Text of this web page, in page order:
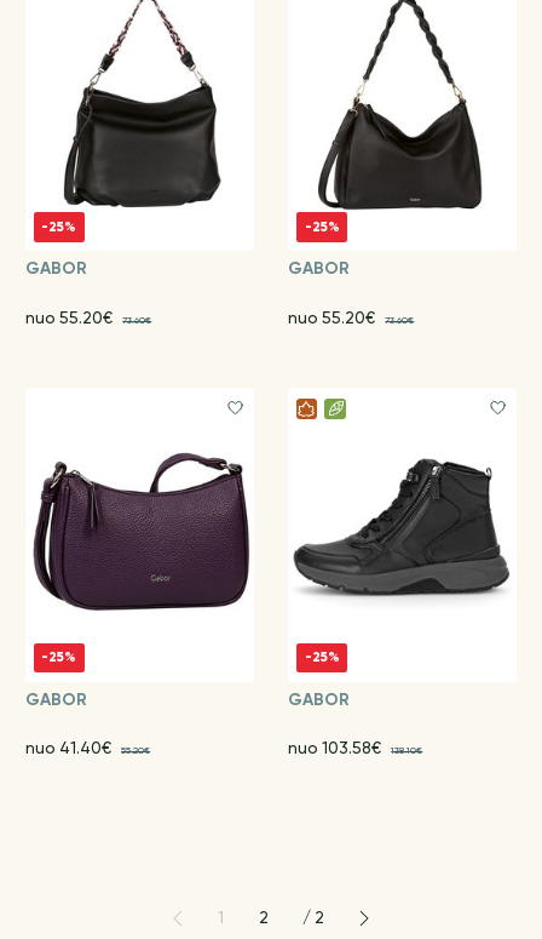
-25%
GABOR
nuo 55.20€ 73.60€
-25%
GABOR
nuo 55.20€ 73.60€
-25%
GABOR
nuo 41.40€ 55.20€
-25%
GABOR
nuo 103.58€ 138.10€
1 2 / 2